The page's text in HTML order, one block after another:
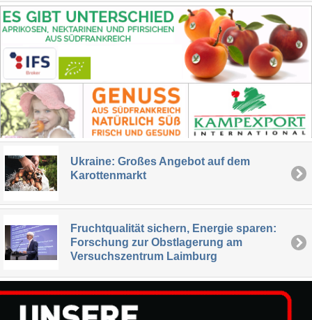
Ukraine: Großes Angebot auf dem
Karottenmarkt
Fruchtqualität sichern, Energie sparen:
Forschung zur Obstlagerung am
Versuchszentrum Laimburg